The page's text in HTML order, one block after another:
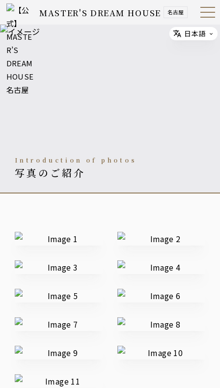
MASTER'S DREAM HOUSE 名古屋 Open
Navig
Introduction of photos
写真のご紹介
Select
日本語